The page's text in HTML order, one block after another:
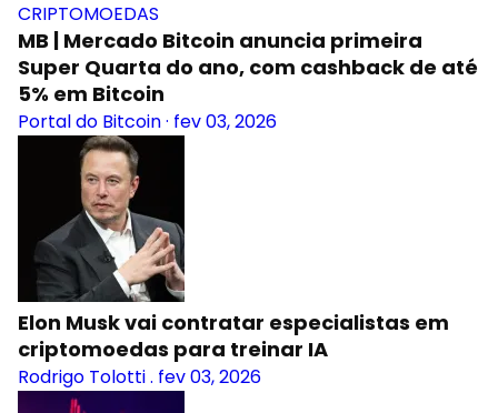
CRIPTOMOEDAS
MB | Mercado Bitcoin anuncia primeira
Super Quarta do ano, com cashback de até
5% em Bitcoin
Portal do Bitcoin· fev 03, 2026
Elon Musk vai contratar especialistas em
criptomoedas para treinar IA
Rodrigo Tolotti. fev 03, 2026